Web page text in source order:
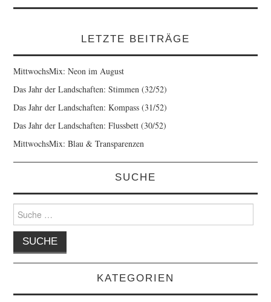
LETZTE BEITRÄGE
MittwochsMix: Neon im August
Das Jahr der Landschaften: Stimmen (32/52)
Das Jahr der Landschaften: Kompass (31/52)
Das Jahr der Landschaften: Flussbett (30/52)
MittwochsMix: Blau & Transparenzen
SUCHE
Suche
nach:
KATEGORIEN